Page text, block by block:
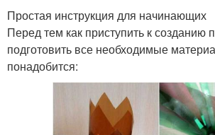
Простая инструкция для начинающих
Перед тем как приступить к созданию
подготовить все необходимые
понадобится: